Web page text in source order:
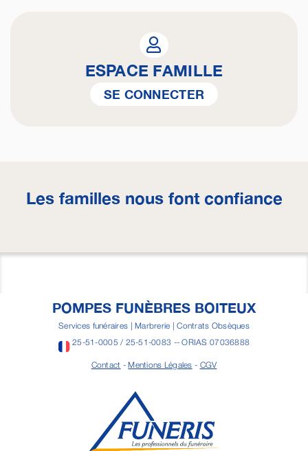
ESPACE FAMILLE
SE CONNECTER
Les familles nous font confiance
POMPES FUNÈBRES BOITEUX
Services funéraires | Marbrerie | Contrats Obsèques
25-51-0005 / 25-51-0083 -- ORIAS 07036888
Contact -Mentions Légales - CGV